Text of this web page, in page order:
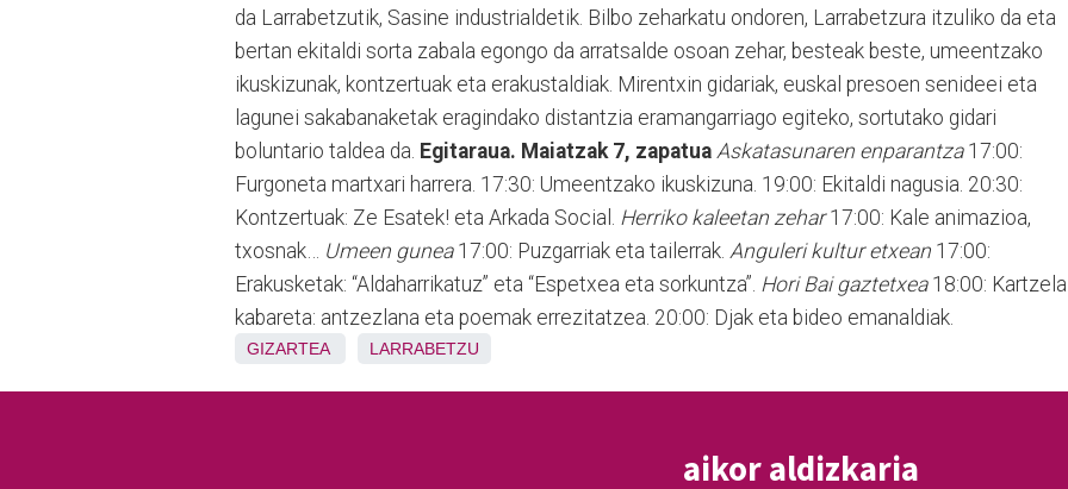
da Larrabetzutik, Sasine industrialdetik. Bilbo zeharkatu ondoren, Larrabetzura itzuliko da eta
bertan ekitaldi sorta zabala egongo da arratsalde osoan zehar, besteak beste, umeentzako
ikuskizunak, kontzertuak eta erakustaldiak. Mirentxin gidariak, euskal presoen senideei eta
lagunei sakabanaketak eragindako distantzia eramangarriago egiteko, sortutako gidari
boluntario taldea da. Egitaraua. Maiatzak 7, zapatua Askatasunaren enparantza17:00:
Furgoneta martxari harrera. 17:30: Umeentzako ikuskizuna. 19:00: Ekitaldi nagusia. 20:30:
Kontzertuak: Ze Esatek! eta Arkada Social. Herriko kaleetan zehar17:00: Kale animazioa,
txosnak… Umeen gunea17:00: Puzgarriak eta tailerrak. Anguleri kultur etxean 17:00:
Erakusketak: “Aldaharrikatuz” eta “Espetxea eta sorkuntza”. Hori Bai gaztetxea18:00: Kartzela
kabareta: antzezlana eta poemak errezitatzea. 20:00: Djak eta bideo emanaldiak.
GIZARTEA LARRABETZU
aikor aldizkaria